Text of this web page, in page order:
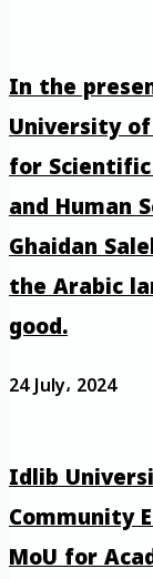
In the
University
for
and Human
Ghaidan
the Arabic
good.
24 July، 2024
Idlib
Community
MoU for